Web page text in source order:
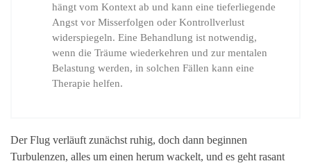
hängt vom Kontext ab und kann eine tieferliegende
Angst vor Misserfolgen oder Kontrollverlust
widerspiegeln. Eine Behandlung ist notwendig,
wenn die Träume wiederkehren und zur mentalen
Belastung werden, in solchen Fällen kann eine
Therapie helfen.
Der Flug verläuft zunächst ruhig, doch dann beginnen
Turbulenzen, alles um einen herum wackelt, und es geht rasant